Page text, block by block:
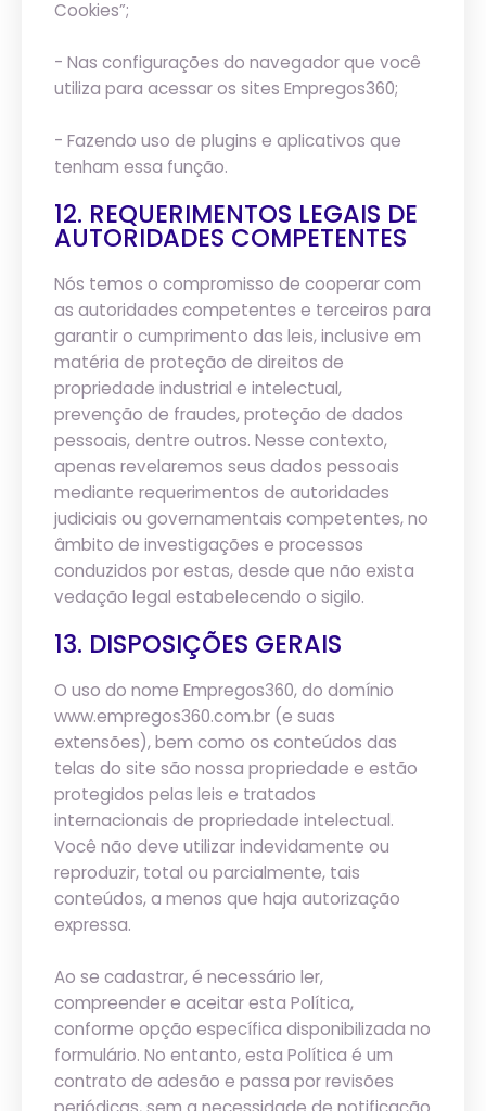
Cookies”;
- Nas configurações do navegador que você
utiliza para acessar os sites Empregos360;
- Fazendo uso de plugins e aplicativos que
tenham essa função.
12. REQUERIMENTOS LEGAIS DE
AUTORIDADES COMPETENTES
Nós temos o compromisso de cooperar com
as autoridades competentes e terceiros para
garantir o cumprimento das leis, inclusive em
matéria de proteção de direitos de
propriedade industrial e intelectual,
prevenção de fraudes, proteção de dados
pessoais, dentre outros. Nesse contexto,
apenas revelaremos seus dados pessoais
mediante requerimentos de autoridades
judiciais ou governamentais competentes, no
âmbito de investigações e processos
conduzidos por estas, desde que não exista
vedação legal estabelecendo o sigilo.
13. DISPOSIÇÕES GERAIS
O uso do nome Empregos360, do domínio
www.empregos360.com.br (e suas
extensões), bem como os conteúdos das
telas do site são nossa propriedade e estão
protegidos pelas leis e tratados
internacionais de propriedade intelectual.
Você não deve utilizar indevidamente ou
reproduzir, total ou parcialmente, tais
conteúdos, a menos que haja autorização
expressa.
Ao se cadastrar, é necessário ler,
compreender e aceitar esta Política,
conforme opção específica disponibilizada no
formulário. No entanto, esta Política é um
contrato de adesão e passa por revisões